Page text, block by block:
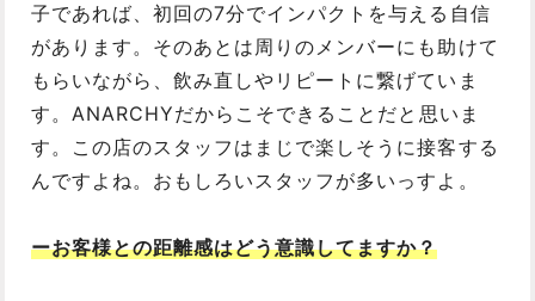
子であれば、初回の7分でインパクトを与える自信
があります。そのあとは周りのメンバーにも助けて
もらいながら、飲み直しやリピートに繋げていま
す。ANARCHYだからこそできることだと思いま
す。この店のスタッフはまじで楽しそうに接客する
んですよね。おもしろいスタッフが多いっすよ。
ーお客様との距離感はどう意識してますか？